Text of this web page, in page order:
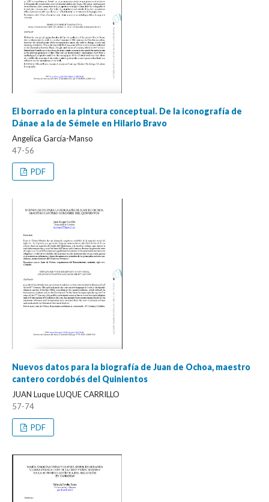
El borrado en la pintura conceptual. De la iconografía de
Dánae a la de Sémele en Hilario Bravo
Angelica García-Manso
47-56
PDF
Nuevos datos para la biografía de Juan de Ochoa, maestro
cantero cordobés del Quinientos
JUAN Luque LUQUE CARRILLO
57-74
PDF